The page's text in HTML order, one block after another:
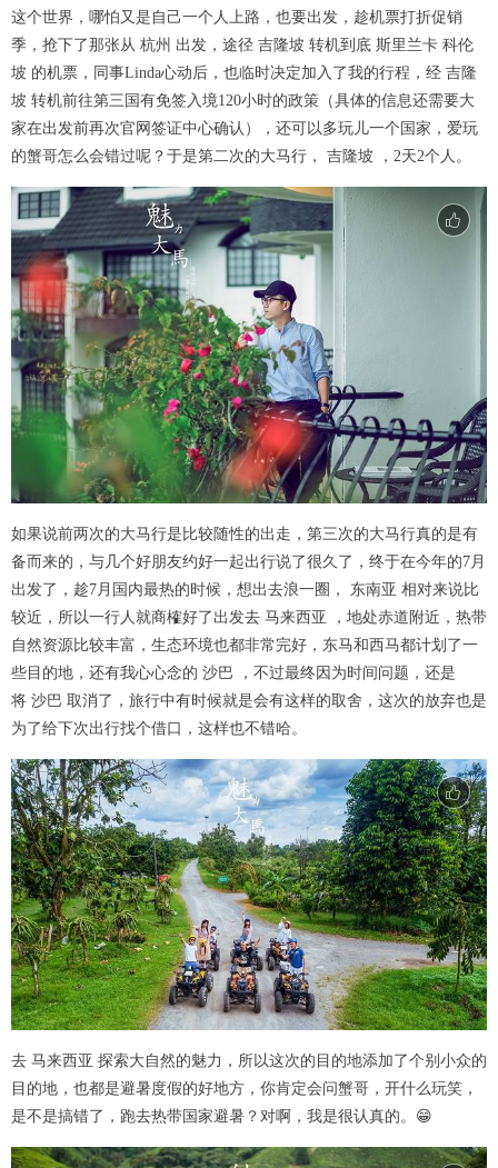
这个世界，哪怕又是自己一个人上路，也要出发，趁机票打折促销
季，抢下了那张从 杭州 出发，途径 吉隆坡 转机到底 斯里兰卡 科伦
坡 的机票，同事Linda心动后，也临时决定加入了我的行程，经 吉隆
坡 转机前往第三国有免签入境120小时的政策（具体的信息还需要大
家在出发前再次官网签证中心确认），还可以多玩儿一个国家，爱玩
的蟹哥怎么会错过呢？于是第二次的大马行， 吉隆坡 ，2天2个人。
如果说前两次的大马行是比较随性的出走，第三次的大马行真的是有
备而来的，与几个好朋友约好一起出行说了很久了，终于在今年的7月
出发了，趁7月国内最热的时候，想出去浪一圈， 东南亚 相对来说比
较近，所以一行人就商榷好了出发去 马来西亚 ，地处赤道附近，热带
自然资源比较丰富，生态环境也都非常完好，东马和西马都计划了一
些目的地，还有我心心念的 沙巴 ，不过最终因为时间问题，还是
将 沙巴 取消了，旅行中有时候就是会有这样的取舍，这次的放弃也是
为了给下次出行找个借口，这样也不错哈。
去 马来西亚 探索大自然的魅力，所以这次的目的地添加了个别小众的
目的地，也都是避暑度假的好地方，你肯定会问蟹哥，开什么玩笑，
是不是搞错了，跑去热带国家避暑？对啊，我是很认真的。😁